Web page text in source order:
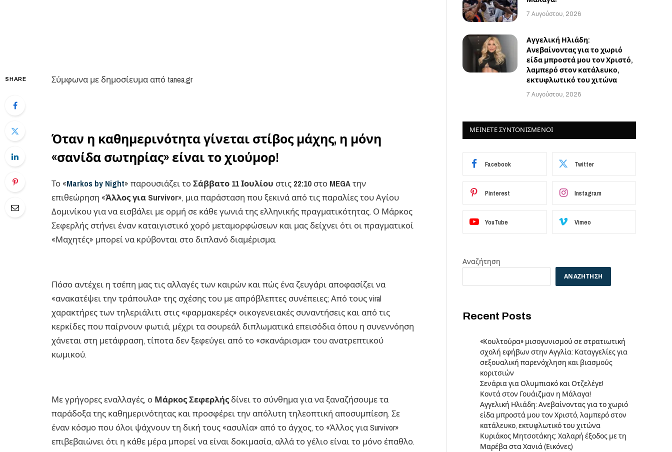
SHARE Σύμφωνα με δημοσίευμα από tanea.gr
Όταν η καθημερινότητα γίνεται στίβος μάχης, η μόνη
«σανίδα σωτηρίας» είναι το χιούμορ!
Το «Markos by Night» παρουσιάζει τοΣάββατο 11 Ιουλίου στις 22:10 στο MEGAτην
επιθεώρηση «Άλλος για Survivor», μια παράσταση που ξεκινά από τις παραλίες του Αγίου
Δομινίκου για να εισβάλει με ορμή σε κάθε γωνιά της ελληνικής πραγματικότητας. Ο Μάρκος
Σεφερλής στήνει έναν καταιγιστικό χορό μεταμορφώσεων και μας δείχνει ότι οι πραγματικοί
«Μαχητές» μπορεί να κρύβονται στο διπλανό διαμέρισμα.
Πόσο αντέχει η τσέπη μας τις αλλαγές των καιρών και πώς ένα ζευγάρι αποφασίζει να
«ανακατέψει την τράπουλα» της σχέσης του με απρόβλεπτες συνέπειες; Από τους viral
χαρακτήρες των τηλεριάλιτι στις «φαρμακερές» οικογενειακές συναντήσεις και από τις
κερκίδες που παίρνουν φωτιά, μέχρι τα σουρεάλ διπλωματικά επεισόδια όπου η συνεννόηση
χάνεται στη μετάφραση, τίποτα δεν ξεφεύγει από το «σκανάρισμα» του ανατρεπτικού
κωμικού.
Με γρήγορες εναλλαγές, ο Μάρκος Σεφερλής δίνει το σύνθημα για να ξαναζήσουμε τα
παράδοξα της καθημερινότητας και προσφέρει την απόλυτη τηλεοπτική αποσυμπίεση. Σε
έναν κόσμο που όλοι ψάχνουν τη δική τους «ασυλία» από το άγχος, το «Άλλος για Survivor»
επιβεβαιώνει ότι η κάθε μέρα μπορεί να είναι δοκιμασία, αλλά το γέλιο είναι το μόνο έπαθλο.
7 Αυγούστου, 2026
Αγγελική Ηλιάδη:
Ανεβαίνοντας για το χωριό
είδα μπροστά μου τον Χριστό,
λαμπερό στον κατάλευκο,
εκτυφλωτικό του χιτώνα
7 Αυγούστου, 2026
ΜΕΙΝΕΤΕ ΣΥΝΤΟΝΙΣΜΕΝΟΙ
Facebook Twitter
Pinterest Instagram
YouTube Vimeo
Αναζήτηση
ΑΝΑΖΉΤΗΣΗ
Recent Posts
«Κουλτούρα» μισογυνισμού σε στρατιωτική
σχολή εφήβων στην Αγγλία: Καταγγελίες για
σεξουαλική παρενόχληση και βιασμούς
κοριτσιών
Σενάρια για Ολυμπιακό και Οτζελέγε!
Κοντά στον Γουάιζμαν η Μάλαγα!
Αγγελική Ηλιάδη: Ανεβαίνοντας για το χωριό
είδα μπροστά μου τον Χριστό, λαμπερό στον
κατάλευκο, εκτυφλωτικό του χιτώνα
Κυριάκος Μητσοτάκης: Χαλαρή έξοδος με τη
Μαρέβα στα Χανιά (Εικόνες)